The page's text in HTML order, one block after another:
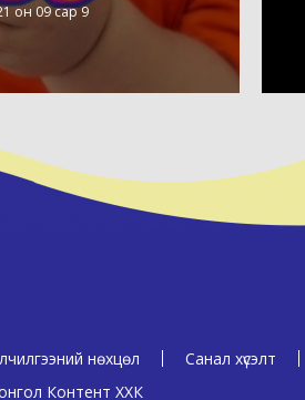
он 09 сар 9
нөхцөл Санал хүсэлт
Контент ХХК